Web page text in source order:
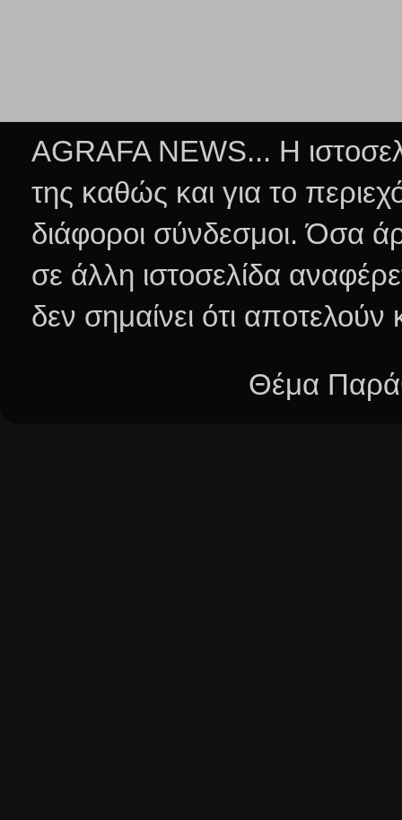
AGRAFA NEWS... Η
της καθώς και για το
διάφοροι σύνδεσμοι.Όσα
σε άλλη ιστοσελίδα
δεν σημαίνει ότι
Θέμα